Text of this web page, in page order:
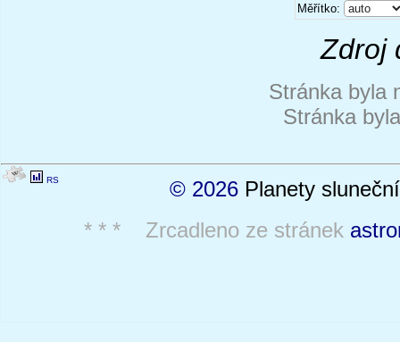
Měřítko:
Zdroj
Stránka byla
Stránka
RS © 2026 Planety
* * * Zrcadleno ze stránek